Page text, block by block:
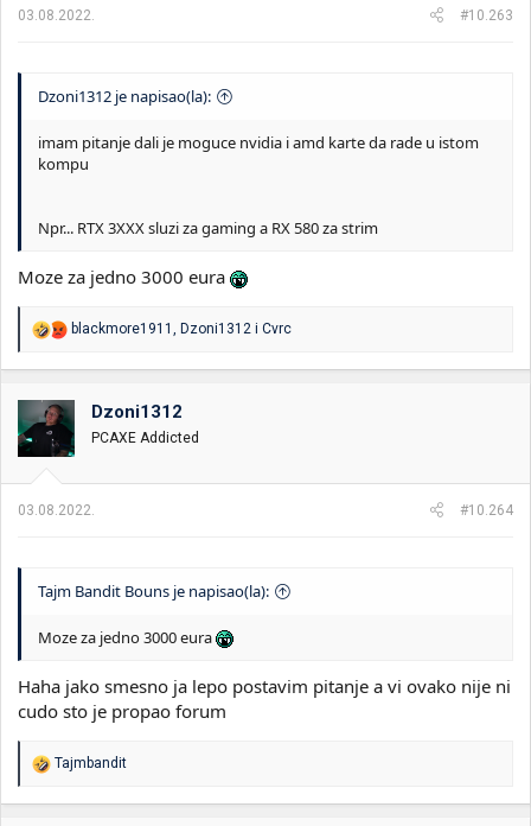
03.08.2022. #10.263
Dzoni1312 je napisao(la):
imam pitanje dali je moguce nvidia i amd karte da rade u istom
kompu
Npr... RTX 3XXX sluzi za gaming a RX 580 za strim
Moze za jedno 3000 eura
R
a
o
v
a
n
j
:
blackmore1911 , Dzoni1312 i Cvrc
Dzoni1312
PCAXE Addicted
03.08.2022. #10.264
Tajm Bandit Bouns je napisao(la):
Moze za jedno 3000 eura
Haha jako smesno ja lepo postavim pitanje a vi ovako nije ni
cudo sto je propao forum
R
a
Tajmbandit